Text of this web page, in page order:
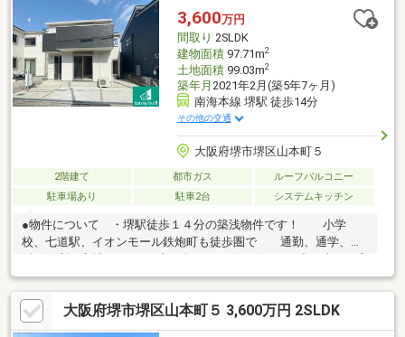
ペーン実施！●●新型コロナウィルス感染予防対策●●
3,600万円
間取り 2SLDK
建物面積97.71m2
土地面積99.03m2
築年月 2021年2月(築5年7ヶ月)
南海本線 堺駅 徒歩14分
その他の交通
大阪府堺市堺区山本町５
2階建て 都市ガス
ルーフバルコニー
駐車場あり
駐車2台 システムキッチン
●物件について ・堺駅徒歩１４分の築浅物件です！ 小学
校、七道駅、イオンモール鉄炮町も徒歩圏で 通勤、通学、生
好です！ ワイドバルコニーも南西面にありますので 晴れ
た日は洗濯物がよく乾きます♪ ・築浅物件ですので設備も新しく
充実しています！ パントリー、浄水機、食洗機つきのキッチ
ン、 浴室乾燥機、追炊き機能つきの浴室で機能的です！
大阪府堺市堺区山本町５ 3,600万円 2SLDK